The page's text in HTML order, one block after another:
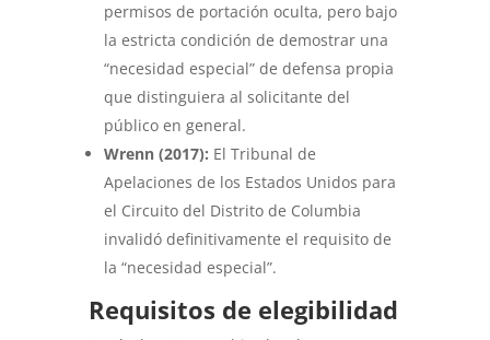
permisos de portación oculta, pero bajo
la estricta condición de demostrar una
“necesidad especial” de defensa propia
que distinguiera al solicitante del
público en general.
Wrenn (2017): El Tribunal de
Apelaciones de los Estados Unidos para
el Circuito del Distrito de Columbia
invalidó definitivamente el requisito de
la “necesidad especial”.
Requisitos de elegibilidad